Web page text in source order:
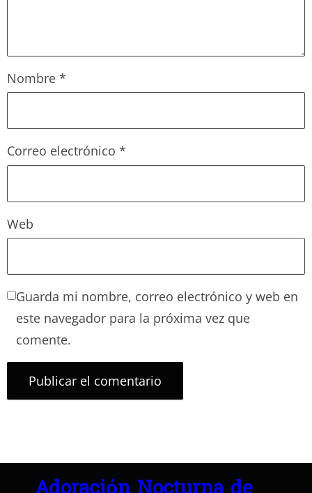
Nombre *
Correo electrónico *
Web
Guarda mi nombre, correo electrónico y web en
este navegador para la próxima vez que
comente.